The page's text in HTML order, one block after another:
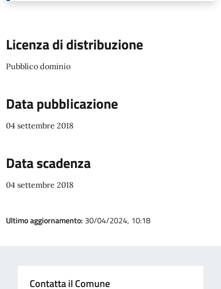
Licenza di distribuzione
Pubblico dominio
Data pubblicazione
04 settembre 2018
Data scadenza
04 settembre 2018
Ultimo aggiornamento: 30/04/2024, 10:18
Contatta il Comune